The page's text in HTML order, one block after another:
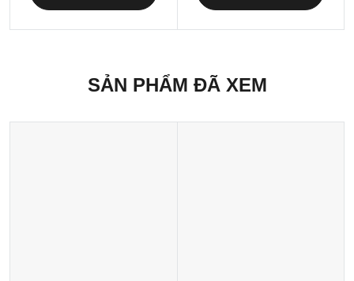
SẢN PHẨM ĐÃ XEM